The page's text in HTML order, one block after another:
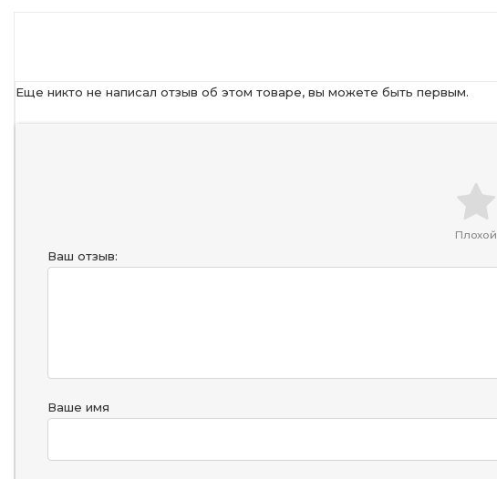
Еще никто не написал отзыв об этом товаре, вы можете быть первым.
Плохой
Ваш отзыв:
Ваше имя